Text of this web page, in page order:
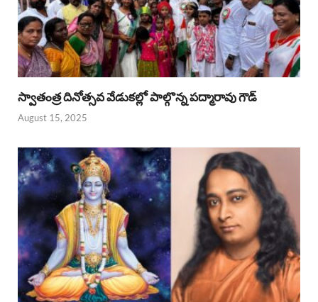
స్వాతంత్ర దినోత్సవ వేడుకల్లో పాల్గొన్న పద్మారావు గౌడ్
August 15, 2025